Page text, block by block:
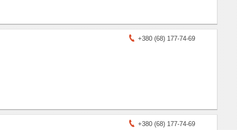
+380 (68) 177-74-69
+380 (68) 177-74-69